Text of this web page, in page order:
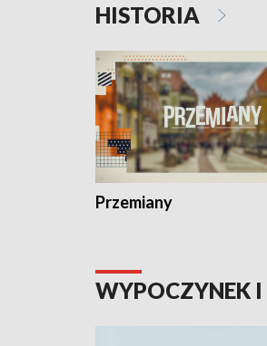
HISTORIA
Przemiany
WYPOCZYNEK I